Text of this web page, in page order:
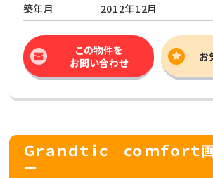
築年月
2012年12月
この物件を
お問い合わせ
お
Ｇｒａｎｄｔｉｃ ｃｏｍｆｏｒｔ
ー